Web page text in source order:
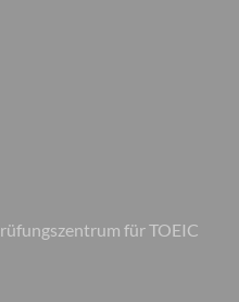
für TOEIC